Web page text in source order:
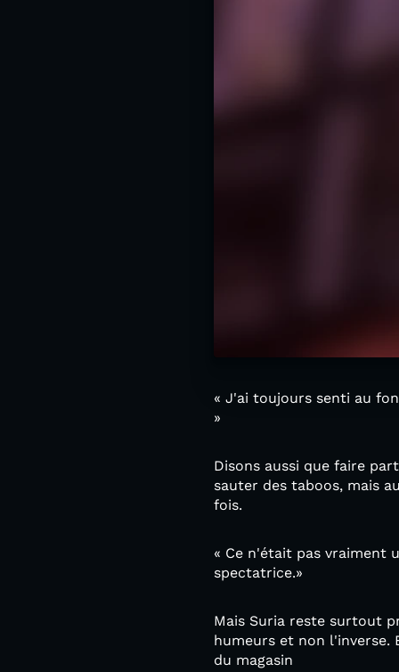
« J'ai toujours senti au
»
Disons aussi que faire
sauter des taboos, mais
fois.
« Ce n'était pas vraiment
spectatrice.»
Mais Suria reste surtout
humeurs et non l'inverse.
du magasin